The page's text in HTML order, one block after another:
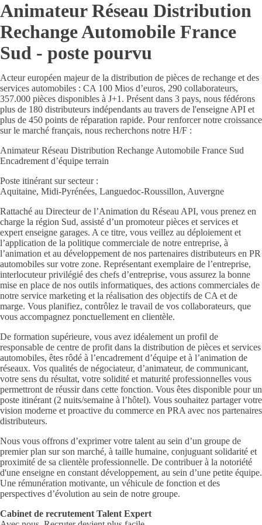
Animateur Réseau Distribution
Rechange Automobile France
Sud - poste pourvu
Acteur européen majeur de la distribution de pièces de rechange et des
services automobiles : CA 100 Mios d’euros, 290 collaborateurs,
357.000 pièces disponibles à J+1. Présent dans 3 pays, nous fédérons
plus de 180 distributeurs indépendants au travers de l'enseigne API et
plus de 450 points de réparation rapide. Pour renforcer notre croissance
sur le marché français, nous recherchons notre H/F :
Animateur Réseau Distribution Rechange Automobile France Sud
Encadrement d’équipe terrain
Poste itinérant sur secteur :
Aquitaine, Midi-Pyrénées, Languedoc-Roussillon, Auvergne
Rattaché au Directeur de l’Animation du Réseau API, vous prenez en
charge la région Sud, assisté d’un promoteur pièces et services et
expert enseigne garages. A ce titre, vous veillez au déploiement et
l’application de la politique commerciale de notre entreprise, à
l’animation et au développement de nos partenaires distributeurs en PR
automobiles sur votre zone. Représentant exemplaire de l’entreprise,
interlocuteur privilégié des chefs d’entreprise, vous assurez la bonne
mise en place de nos outils informatiques, des actions commerciales de
notre service marketing et la réalisation des objectifs de CA et de
marge. Vous planifiez, contrôlez le travail de vos collaborateurs, que
vous accompagnez ponctuellement en clientèle.
De formation supérieure, vous avez idéalement un profil de
responsable de centre de profit dans la distribution de pièces et services
automobiles, êtes rôdé à l’encadrement d’équipe et à l’animation de
réseaux. Vos qualités de négociateur, d’animateur, de communicant,
votre sens du résultat, votre solidité et maturité professionnelles vous
permettront de réussir dans cette fonction. Vous êtes disponible pour un
poste itinérant (2 nuits/semaine à l’hôtel). Vous souhaitez partager votre
vision moderne et proactive du commerce en PRA avec nos partenaires
distributeurs.
Nous vous offrons d’exprimer votre talent au sein d’un groupe de
premier plan sur son marché, à taille humaine, conjuguant solidarité et
proximité de sa clientèle professionnelle. De contribuer à la notoriété
d'une enseigne en constant développement, au sein d’une petite équipe.
Une rémunération motivante, un véhicule de fonction et des
perspectives d’évolution au sein de notre groupe.
Cabinet de recrutement Talent Expert